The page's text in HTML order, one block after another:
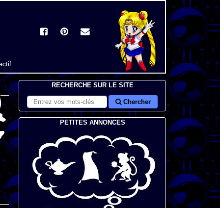
RECHERCHE SUR LE SITE
Chercher
PETITES ANNONCES